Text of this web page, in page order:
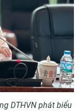
DTHVN phát biểu